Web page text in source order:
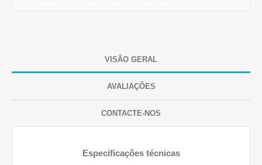
VISÃO GERAL
AVALIAÇÕES
CONTACTE-NOS
Especificações técnicas